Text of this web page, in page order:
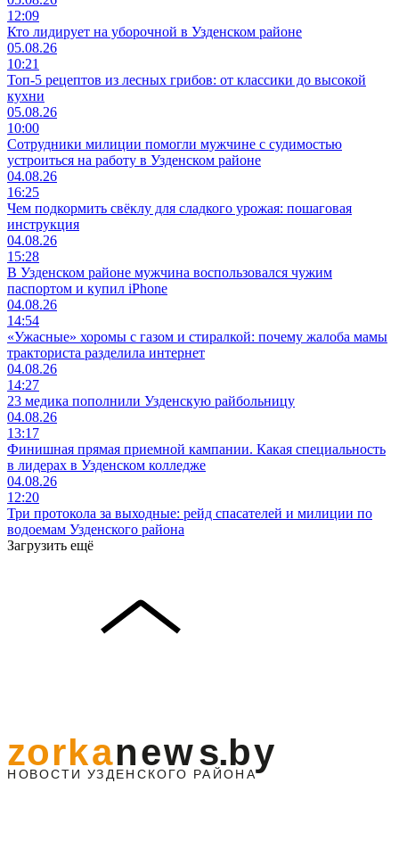
12:09
Кто лидирует на уборочной в Узденском районе
05.08.26
10:21
Топ-5 рецептов из лесных грибов: от классики до высокой
кухни
05.08.26
10:00
Сотрудники милиции помогли мужчине с судимостью
устроиться на работу в Узденском районе
04.08.26
16:25
Чем подкормить свёклу для сладкого урожая: пошаговая
инструкция
04.08.26
15:28
В Узденском районе мужчина воспользовался чужим
паспортом и купил iPhone
04.08.26
14:54
«Ужасные» хоромы с газом и стиралкой: почему жалоба мамы
тракториста разделила интернет
04.08.26
14:27
23 медика пополнили Узденскую райбольницу
04.08.26
13:17
Финишная прямая приемной кампании. Какая специальность
в лидерах в Узденском колледже
04.08.26
12:20
Три протокола за выходные: рейд спасателей и милиции по
водоемам Узденского района
Загрузить ещё